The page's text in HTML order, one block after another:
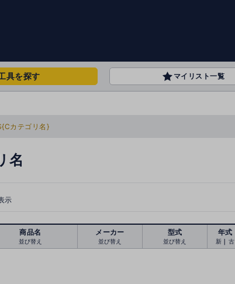
具を探す マイリスト一覧
カテゴリ名}
名
示
商品名
並び替え
メーカー
並び替え
型式
並び替え
年式
新｜古